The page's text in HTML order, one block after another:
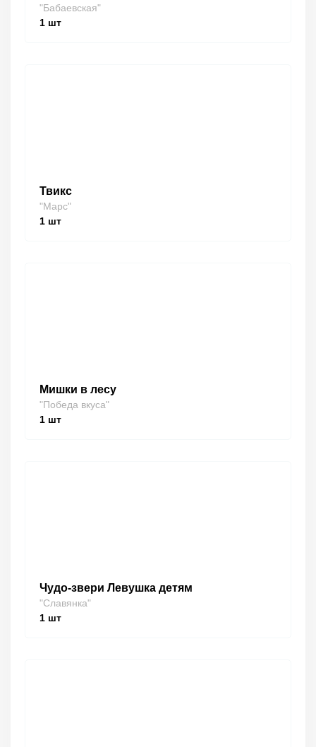
"Бабаевская"
1 шт
Твикс
"Марс"
1 шт
Мишки в лесу
"Победа вкуса"
1 шт
Чудо-звери Левушка детям
"Славянка"
1 шт